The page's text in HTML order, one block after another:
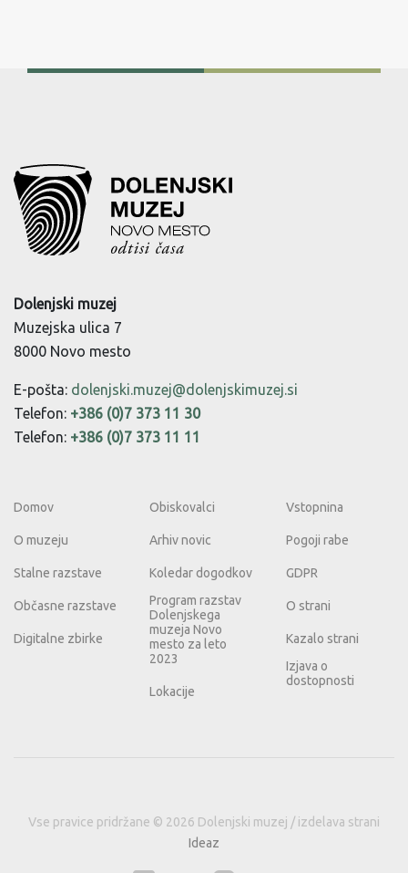
Dolenjski muzej
Muzejska ulica 7
8000 Novo mesto
E-pošta: dolenjski.muzej@dolenjskimuzej.si
Telefon: +386 (0)7 373 11 30
Telefon: +386 (0)7 373 11 11
Domov
O muzeju
Stalne razstave
Občasne razstave
Digitalne zbirke
Obiskovalci
Arhiv novic
Koledar dogodkov
Program razstav
Dolenjskega
muzeja Novo
mesto za leto
2023
Lokacije
Vstopnina
Pogoji rabe
GDPR
O strani
Kazalo strani
Izjava o
dostopnosti
Vse pravice pridržane © 2026 Dolenjski muzej / izdelava strani
Ideaz